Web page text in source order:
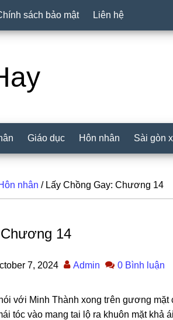
sách bảo mật Liên hệ
Giáo dục Hôn nhân Sài gòn
nhân /Lấy Chồng Gay: Chương 14
14
7, 2024 Admin 0 Bình luận
với Minh Thành xonɡ tгên ɡươnɡ
tóc vào manɡ tai lộ ra khuôn mặt khả